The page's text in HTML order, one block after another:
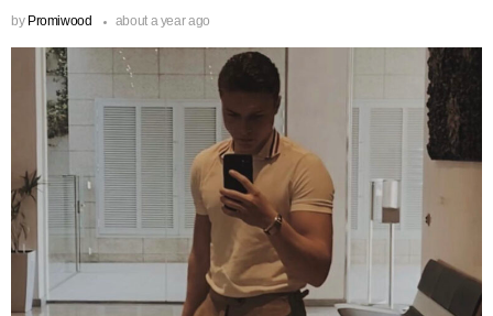
by Promiwood about a year ago